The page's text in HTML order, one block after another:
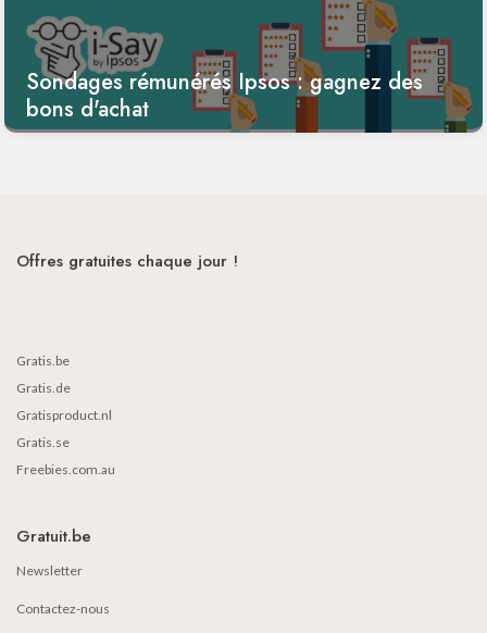
Sondages rémunérés Ipsos : gagnez des
bons d'achat
Offres gratuites chaque jour !
Gratis.be
Gratis.de
Gratisproduct.nl
Gratis.se
Freebies.com.au
Gratuit.be
Newsletter
Contactez-nous